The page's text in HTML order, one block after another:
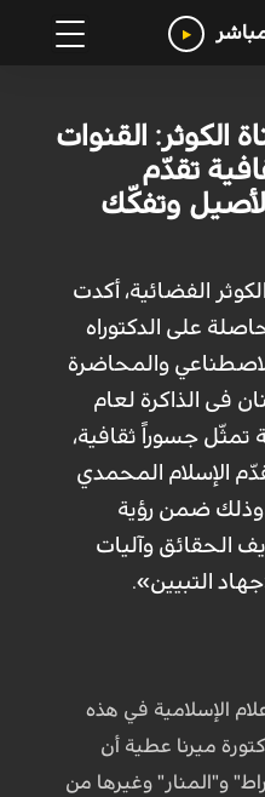
الكوثر: القنوات
تقدّم
وتفكّك
الفضائیة، أكدت
علی الدکتوراه
والمحاضرة
فی الذاکرة لعام
تمثّل جسوراً ثقافیة،
الإسلام المحمدي
وذلك ضمن رؤیة
الحقائق وآلیات
التبيين».
الإسلامیة في هذه
میرنا عطیة أن
و"المنار" وغيرها من